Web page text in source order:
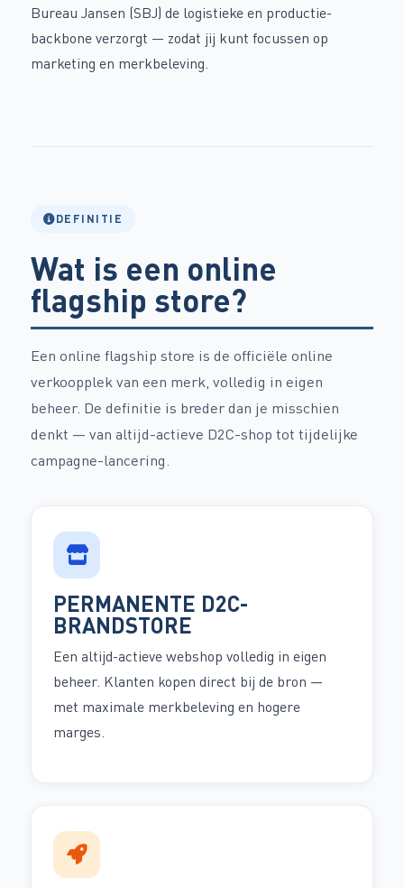
Bureau Jansen (SBJ) de logistieke en productie-
backbone verzorgt — zodat jij kunt focussen op
marketing en merkbeleving.
DEFINITIE
Wat is een online
flagship store?
Een online flagship store is de officiële online
verkoopplek van een merk, volledig in eigen
beheer. De definitie is breder dan je misschien
denkt — van altijd-actieve D2C-shop tot tijdelijke
campagne-lancering.
PERMANENTE D2C-
BRANDSTORE
Een altijd-actieve webshop volledig in eigen
beheer. Klanten kopen direct bij de bron —
met maximale merkbeleving en hogere
marges.